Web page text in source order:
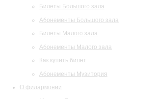
Билеты Большого зала
Абонементы Большого зала
Билеты Малого зала
Абонементы Малого зала
Как купить билет
Абонементы Музитория
О филармонии